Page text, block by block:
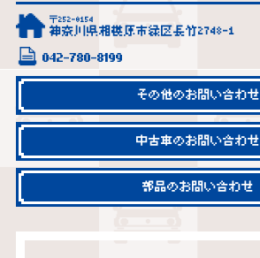
〒252-0154
神奈川県相模原市緑区長竹2748-1
042-780-8199
その他のお問い合わせ
中古車のお問い合わせ
部品のお問い合わせ